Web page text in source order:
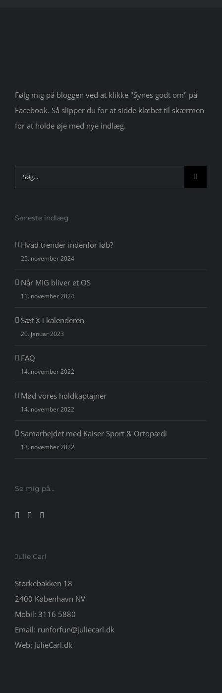
Følg mig på bloggen ved at klikke "Synes godt om" på
Facebook. Så slipper du for at sidde klæbet til skærmen
for at holde øje med nye indlæg.
Søg
efter:
Seneste indlæg
Hvad trender indenfor løb?
25. november 2024
Når MIG bliver et OS
11. november 2024
Sæt X i kalenderen
20. januar 2023
FAQ
14. november 2022
Mød vores holdkaptajner
14. november 2022
Samarbejdet med Kaiser Sport & Ortopædi
13. november 2022
Se mig på…
Julie Carl
Storkebakken 18
2400 København NV
Mobil: 3116 5880
Email: runforfun@juliecarl.dk
Web: JulieCarl.dk